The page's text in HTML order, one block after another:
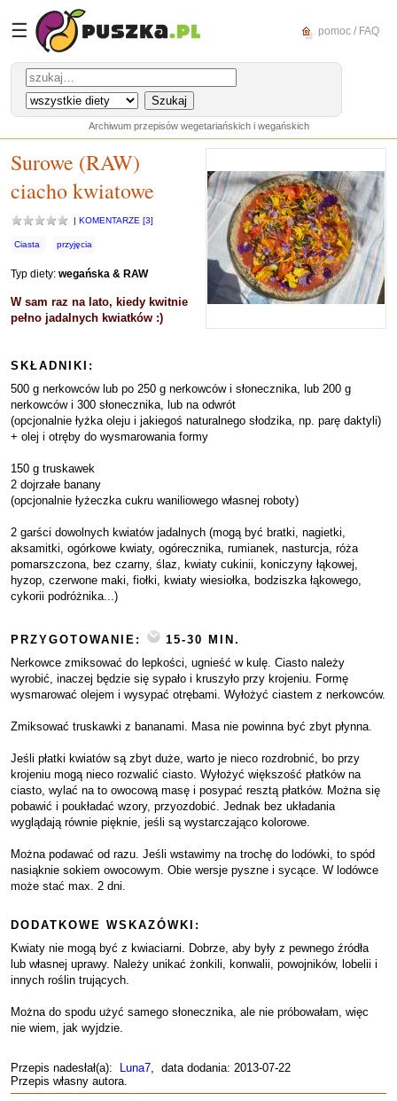
☰ pomoc / FAQ
Archiwum przepisów wegetariańskich i wegańskich
Surowe (RAW)
ciacho kwiatowe
| KOMENTARZE [3]
Ciasta przyjęcia
Typ diety: wegańska & RAW
W sam raz na lato, kiedy kwitnie
pełno jadalnych kwiatków :)
SKŁADNIKI:
500 g nerkowców lub po 250 g nerkowców i słonecznika, lub 200 g
nerkowców i 300 słonecznika, lub na odwrót
(opcjonalnie łyżka oleju i jakiegoś naturalnego słodzika, np. parę daktyli)
+ olej i otręby do wysmarowania formy
150 g truskawek
2 dojrzałe banany
(opcjonalnie łyżeczka cukru waniliowego własnej roboty)
2 garści dowolnych kwiatów jadalnych (mogą być bratki, nagietki,
aksamitki, ogórkowe kwiaty, ogórecznika, rumianek, nasturcja, róża
pomarszczona, bez czarny, ślaz, kwiaty cukinii, koniczyny łąkowej,
hyzop, czerwone maki, fiołki, kwiaty wiesiołka, bodziszka łąkowego,
cykorii podróżnika...)
PRZYGOTOWANIE:
15-30 MIN.
Nerkowce zmiksować do lepkości, ugnieść w kulę. Ciasto należy
wyrobić, inaczej będzie się sypało i kruszyło przy krojeniu. Formę
wysmarować olejem i wysypać otrębami. Wyłożyć ciastem z nerkowców.
Zmiksować truskawki z bananami. Masa nie powinna być zbyt płynna.
Jeśli płatki kwiatów są zbyt duże, warto je nieco rozdrobnić, bo przy
krojeniu mogą nieco rozwalić ciasto. Wyłożyć większość płatków na
ciasto, wylać na to owocową masę i posypać resztą płatków. Można się
pobawić i poukładać wzory, przyozdobić. Jednak bez układania
wyglądają równie pięknie, jeśli są wystarczająco kolorowe.
Można podawać od razu. Jeśli wstawimy na trochę do lodówki, to spód
nasiąknie sokiem owocowym. Obie wersje pyszne i sycące. W lodówce
może stać max. 2 dni.
DODATKOWE WSKAZÓWKI:
Kwiaty nie mogą być z kwiaciarni. Dobrze, aby były z pewnego źródła
lub własnej uprawy. Należy unikać żonkili, konwalii, powojników, lobelii i
innych roślin trujących.
Można do spodu użyć samego słonecznika, ale nie próbowałam, więc
nie wiem, jak wyjdzie.
Przepis nadesłał(a): Luna7, data dodania: 2013-07-22
Przepis własny autora.